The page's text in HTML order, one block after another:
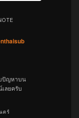
ปัญหาบน
เลยครับ
ตร์